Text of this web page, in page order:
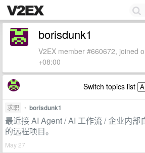
borisdunk1
V2EX member #660672, joined
+08:00
Switch topics list
求职 • borisdunk1
最近接 AI Agent / AI 工作流 / 企业内部
的远程项目。
May 27